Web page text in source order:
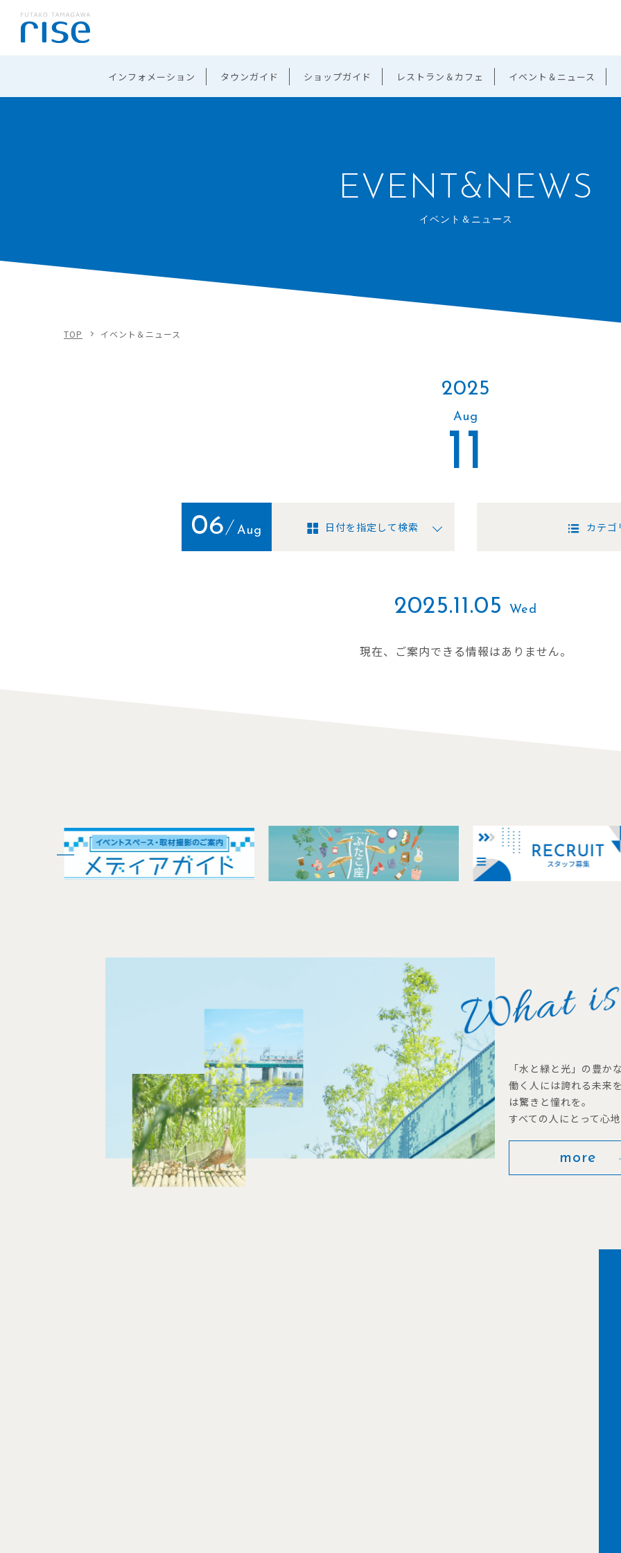
インフォメーション タウンガイド ショップガイド レストラン＆カフェ イベント＆ニュース
EVENT&NEWS
イベント＆ニュース
TOP イベント＆ニュース
2025
Aug
11
06 Aug 日付を指定して検索 カテゴ
2025.11.05 Wed
現在、ご案内できる情報はありません。
「水と緑と光」の豊
働く人には誇れる未来
は驚きと憧れを。
すべての人にとって心
more